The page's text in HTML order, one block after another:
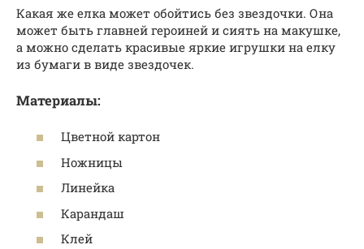
Какая же елка может обойтись без звездочки. Она
может быть главней героиней и сиять на макушке,
а можно сделать красивые яркие игрушки на елку
из бумаги в виде звездочек.
Материалы:
Цветной картон
Ножницы
Линейка
Карандаш
Клей